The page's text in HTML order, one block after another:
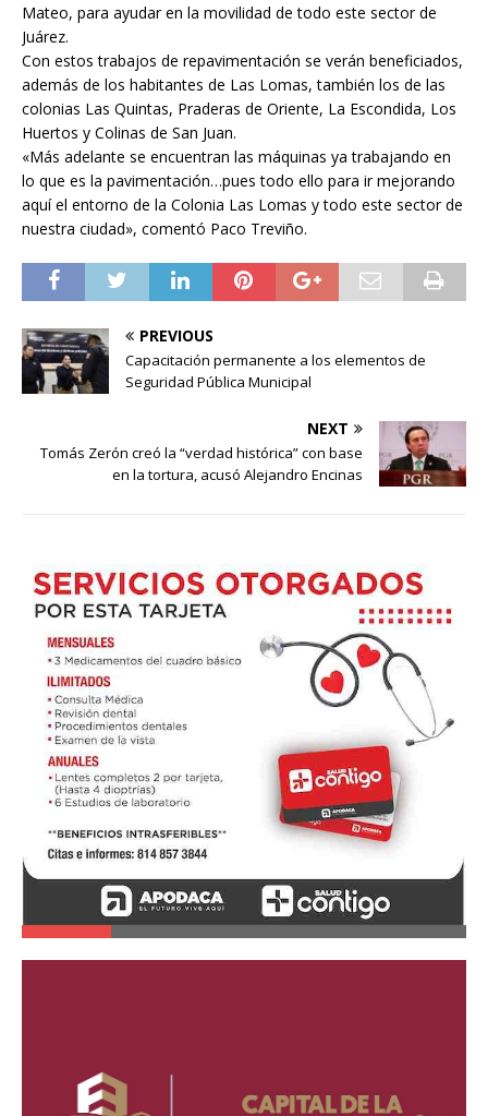
Mateo, para ayudar en la movilidad de todo este sector de
Juárez.
Con estos trabajos de repavimentación se verán beneficiados,
además de los habitantes de Las Lomas, también los de las
colonias Las Quintas, Praderas de Oriente, La Escondida, Los
Huertos y Colinas de San Juan.
«Más adelante se encuentran las máquinas ya trabajando en
lo que es la pavimentación…pues todo ello para ir mejorando
aquí el entorno de la Colonia Las Lomas y todo este sector de
nuestra ciudad», comentó Paco Treviño.
PREVIOUS
Capacitación permanente a los elementos de
Seguridad Pública Municipal
NEXT
Tomás Zerón creó la “verdad histórica” con base
en la tortura, acusó Alejandro Encinas